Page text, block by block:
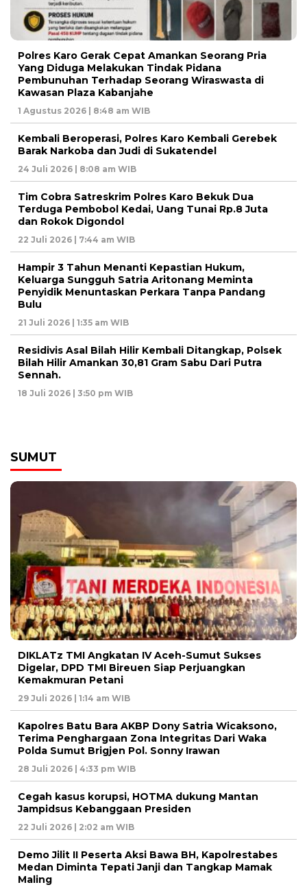
Polres Karo Gerak Cepat Amankan Seorang Pria
Yang Diduga Melakukan Tindak Pidana
Pembunuhan Terhadap Seorang Wiraswasta di
Kawasan Plaza Kabanjahe
1 Agustus 2026 | 8:48 am WIB
Kembali Beroperasi, Polres Karo Kembali Gerebek
Barak Narkoba dan Judi di Sukatendel
24 Juli 2026 | 8:08 am WIB
Tim Cobra Satreskrim Polres Karo Bekuk Dua
Terduga Pembobol Kedai, Uang Tunai Rp.8 Juta
dan Rokok Digondol
22 Juli 2026 | 7:44 am WIB
Hampir 3 Tahun Menanti Kepastian Hukum,
Keluarga Sungguh Satria Aritonang Meminta
Penyidik Menuntaskan Perkara Tanpa Pandang
Bulu
21 Juli 2026 | 1:35 am WIB
Residivis Asal Bilah Hilir Kembali Ditangkap, Polsek
Bilah Hilir Amankan 30,81 Gram Sabu Dari Putra
Sennah.
18 Juli 2026 | 3:50 pm WIB
SUMUT
DIKLATz TMI Angkatan IV Aceh-Sumut Sukses
Digelar, DPD TMI Bireuen Siap Perjuangkan
Kemakmuran Petani
29 Juli 2026 | 1:14 am WIB
Kapolres Batu Bara AKBP Dony Satria Wicaksono,
Terima Penghargaan Zona Integritas Dari Waka
Polda Sumut Brigjen Pol. Sonny Irawan
28 Juli 2026 | 4:33 pm WIB
Cegah kasus korupsi, HOTMA dukung Mantan
Jampidsus Kebanggaan Presiden
22 Juli 2026 | 2:02 am WIB
Demo Jilit II Peserta Aksi Bawa BH, Kapolrestabes
Medan Diminta Tepati Janji dan Tangkap Mamak
Maling